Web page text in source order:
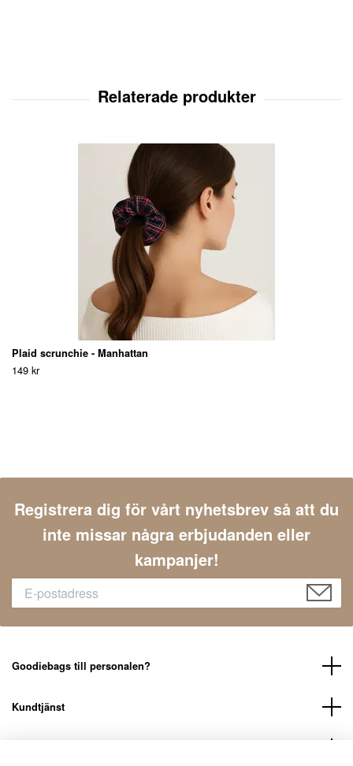
Plaid scrunchie - Manhattan
149 kr
Registrera dig för vårt nyhetsbrev så att du
inte missar några erbjudanden eller
kampanjer!
Goodiebags till personalen?
Kundtjänst